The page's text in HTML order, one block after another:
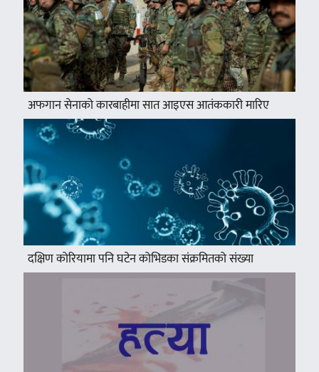
अफगान सेनाको कारबाहीमा सात आइएस आतंककारी मारिए
दक्षिण कोरियामा पनि घटेन कोभिडका संक्रमितको संख्या